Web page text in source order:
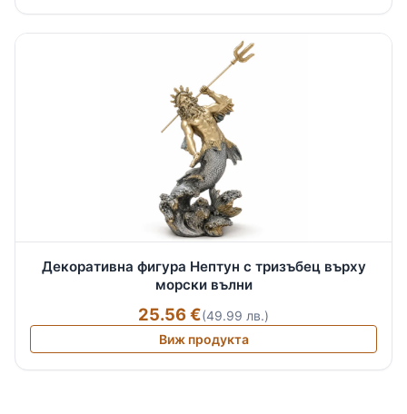
Декоративна фигура Нептун с тризъбец върху
морски вълни
25.56 €(49.99 лв.)
Виж продукта